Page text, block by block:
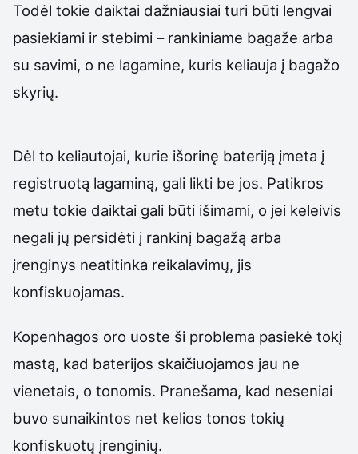
Todėl tokie daiktai dažniausiai turi būti lengvai
pasiekiami ir stebimi – rankiniame bagaže arba
su savimi, o ne lagamine, kuris keliauja į bagažo
skyrių.
Dėl to keliautojai, kurie išorinę bateriją įmeta į
registruotą lagaminą, gali likti be jos. Patikros
metu tokie daiktai gali būti išimami, o jei keleivis
negali jų persidėti į rankinį bagažą arba
įrenginys neatitinka reikalavimų, jis
konfiskuojamas.
Kopenhagos oro uoste ši problema pasiekė tokį
mastą, kad baterijos skaičiuojamos jau ne
vienetais, o tonomis. Pranešama, kad neseniai
buvo sunaikintos net kelios tonos tokių
konfiskuotų įrenginių.